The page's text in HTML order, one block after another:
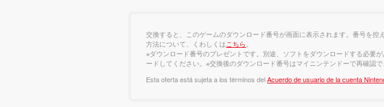
交換すると、このゲームのダウンロード番号が画面に表示されます。番号を
方法について、くわしくはこちら
※ダウンロード番号のプレゼントです。別途、ソフトをダウンロードする必要
ードしてください。※交換後のダウンロード番号はマイニンテンドーで再確認
Esta oferta está sujeta a los términos delAcuerdo de usuario de la cuenta